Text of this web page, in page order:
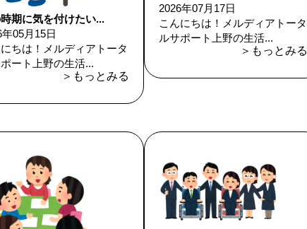
期に気を付けたい...
年05月15日
ちは！メルディアトータ
ート上野の生活...
＞もっとみる
2026年07月17日
こんにちは！メルディアトータ
ルサポート上野の生活...
＞もっとみる